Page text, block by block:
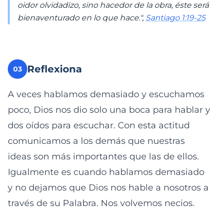
oidor olvidadizo, sino hacedor de la obra, éste será
bienaventurado en lo que hace.", Santiago 1:19-25
03 Reflexiona
A veces hablamos demasiado y escuchamos
poco, Dios nos dio solo una boca para hablar y
dos oídos para escuchar. Con esta actitud
comunicamos a los demás que nuestras
ideas son más importantes que las de ellos.
Igualmente es cuando hablamos demasiado
y no dejamos que Dios nos hable a nosotros a
través de su Palabra. Nos volvemos necios.